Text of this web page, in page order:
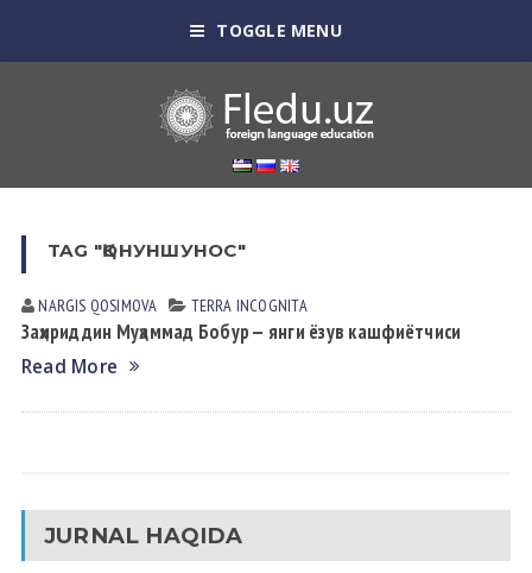
TOGGLE MENU
TAG "ҚОНУНШУНОС"
NARGIS QOSIMOVА TERRA INCOGNITA
Заҳириддин Муҳаммад Бобур — янги ёзув кашфиётчиси
Read More
JURNAL HAQIDA